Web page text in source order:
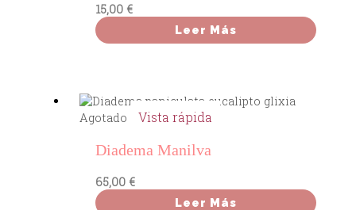
15,00 €
Leer Más
Agotado Vista rápida
Diadema Manilva
65,00 €
Leer Más